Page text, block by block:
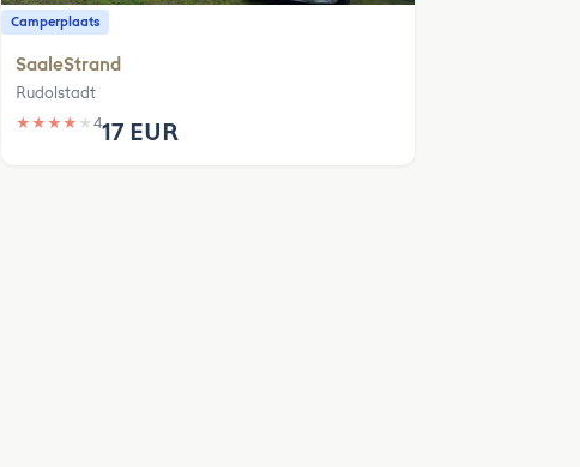
Camperplaats
SaaleStrand
Rudolstadt
★ ★ ★ ★ ★ 417 EUR